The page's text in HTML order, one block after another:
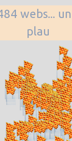
webs...
plau